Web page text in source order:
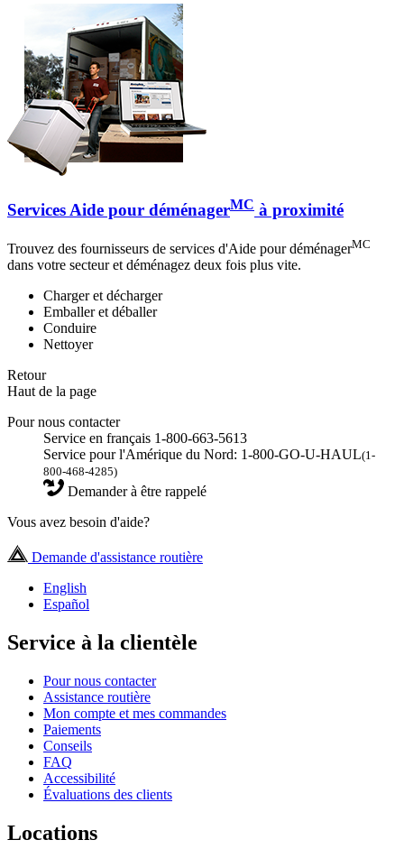
Services Aide pour déménagerMC à proximité
Trouvez des fournisseurs de services d'Aide pour déménagerMC
dans votre secteur et déménagez deux fois plus vite.
Charger et décharger
Emballer et déballer
Conduire
Nettoyer
Retour
Haut de la page
Pour nous contacter
Service en français 1-800-663-5613
Service pour l'Amérique du Nord: 1-800-GO-U-HAUL(1-
800-468-4285)
Demander à être rappelé
Vous avez besoin d'aide?
Demande d'assistance routière
English
Español
Service à la clientèle
Pour nous contacter
Assistance routière
Mon compte et mes commandes
Paiements
Conseils
FAQ
Accessibilité
Évaluations des clients
Locations